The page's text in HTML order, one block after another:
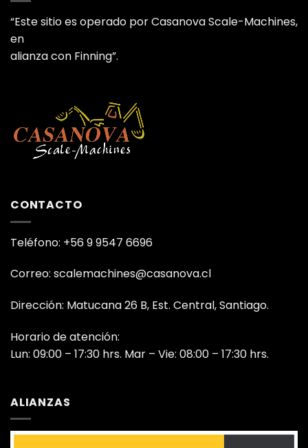
“Este sitio es operado por Casanova Scale-Machines,
en
alianza con Finning”.
CONTACTO
Teléfono: +56 9 9547 6696
Correo: scalemachines@casanova.cl
Dirección: Matucana 26 B, Est. Central, Santiago.
Horario de atención:
Lun: 09:00 – 17:30 hrs. Mar – Vie: 08:00 – 17:30 hrs.
ALIANZAS